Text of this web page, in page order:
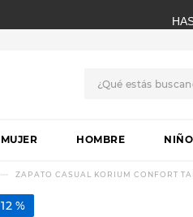
MUJER HOMBRE
ZAPATO CASUAL KORIUM CONFORT
12 %
1.
botas
2.
skechers
3.